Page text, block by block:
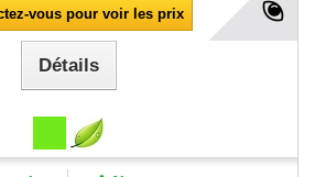
vous pour voir les prix
Détails